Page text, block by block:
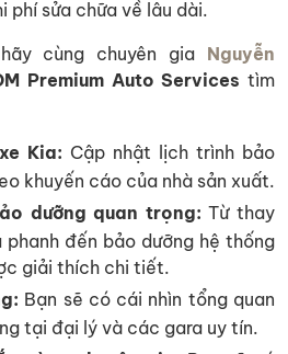
phí sửa chữa về lâu dài.
cùng chuyên gia Nguyễn
Premium Auto Services tìm
Kia: Cập nhật lịch trình bảo
khuyến cáo của nhà sản xuất.
dưỡng quan trọng: Từ thay
đến bảo dưỡng hệ thống
giải thích chi tiết.
Bạn sẽ có cái nhìn tổng quan
tại đại lý và các gara uy tín.